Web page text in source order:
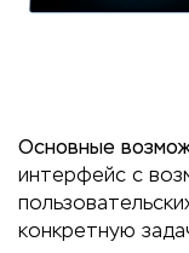
Основные
интерфейс с
конкретную